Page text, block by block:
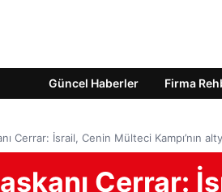
Güncel Haberler Firma
Cerrar: İsrail, Cenin Mülteci Kampı’nın
Cerrar: